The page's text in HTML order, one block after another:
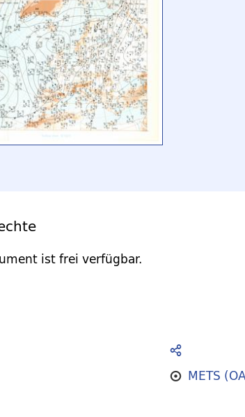
ist frei verfügbar.
METS